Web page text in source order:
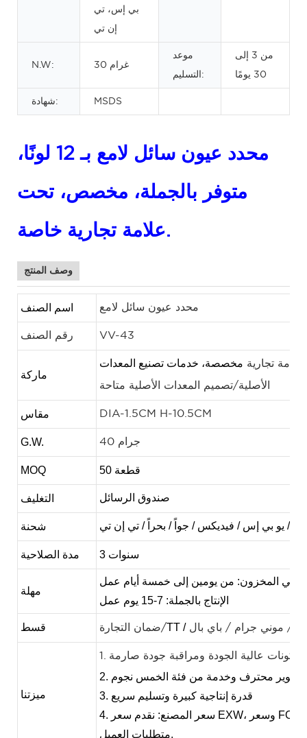
بي إس، تي
إن تي
N.W: 30 غرام
موعد
التسليم:
من 3 إلى
30 يومًا
شهادة: MSDS
محدد عيون سائل لامع بـ 12 لونًا،
متوفر بالجملة، مخصص، تحت
علامة تجارية خاصة.
وصف المنتج
اسم الصنف محدد عيون سائل لامع
رقم الصنف VV-43
ماركة
علامة تجارية مخصصة، خدمات تصنيع المعدات
الأصلية/تصميم المعدات الأصلية متاحة
مقاس DIA-1.5CM H-10.5CM
G.W. 40 جرام
MOQ 50 قطعة
التغليف صندوق الرسائل
شحنة / يو بي إس / فيديكس / جواً / بحراً / تي إن تي
مدة الصلاحية 3 سنوات
مهلة
في المخزون: من يومين إلى خمسة أيام عمل
الإنتاج بالجملة: 7-15 يوم عمل
قسط ضمان التجارة/TT / / موني جرام / باي بال
ميزتنا
1. مكونات عالية الجودة ومراقبة جودة صارمة
وتطوير محترف وخدمة من فئة الخمس نجوم
3. قدرة إنتاجية كبيرة وتسليم سريع
4. سعر المصنع: نقدم سعر EXW، وسعر FOB، وسعر CIF، أو حسب
متطلبات العميل.